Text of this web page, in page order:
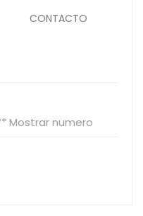
CONTACTO
Mostrar numero